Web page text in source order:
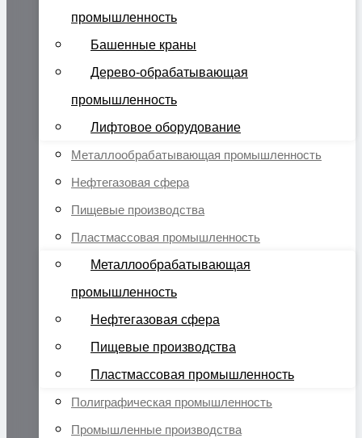
промышленность
Башенные краны
Дерево-обрабатывающая
промышленность
Лифтовое оборудование
Металлообрабатывающая промышленность
Нефтегазовая сфера
Пищевые производства
Пластмассовая промышленность
Металлообрабатывающая
промышленность
Нефтегазовая сфера
Пищевые производства
Пластмассовая промышленность
Полиграфическая промышленность
Промышленные производства